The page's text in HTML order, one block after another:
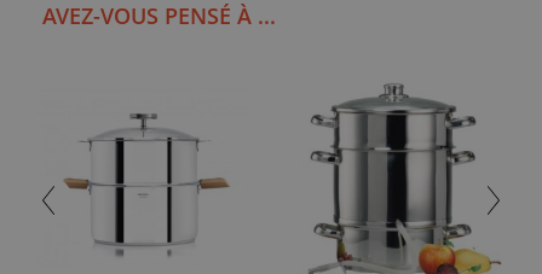
AVEZ-VOUS PENSÉ À ...